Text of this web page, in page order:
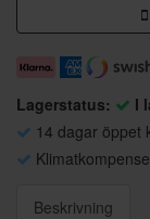
Lagerstatus:
I
14 dagar öppet
Beskrivning